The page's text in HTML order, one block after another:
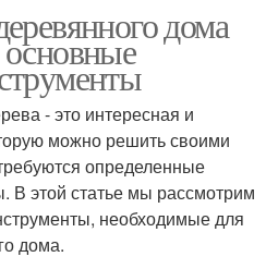
дома
- это интересная и
можно решить своими
определенные
В этой статье мы рассмотрим
необходимые для
дома.